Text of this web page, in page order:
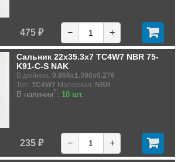
475 ₽ − +
Сальник 22x35.3x7 TC4W7 NBR 75-
K91-C-S NAK
В дюймах: 0.866x1.390x0.276
Тип: TC4W7 Материал: NBR
В наличии?: 10 шт.
235 ₽ − +